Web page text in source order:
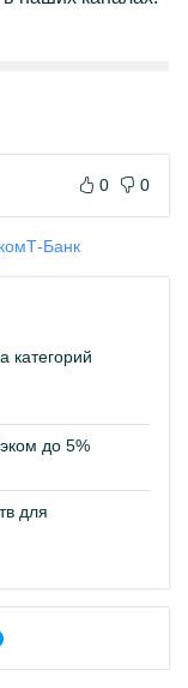
0 0
Т-Банк
категорий
до 5%
для